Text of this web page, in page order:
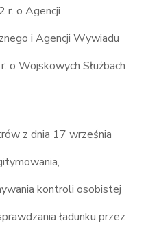
r. o Agencji
i Agencji Wywiadu
o Wojskowych Służbach
z dnia 17 września
kontroli osobistej
ładunku przez